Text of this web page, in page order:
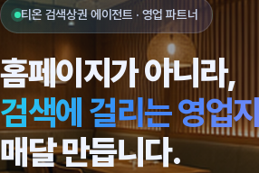
티온 검색상권 에이전트 · 영업 파트너
홈페이지가 아니라,
검색에 걸리는 영업
매달 만듭니다.